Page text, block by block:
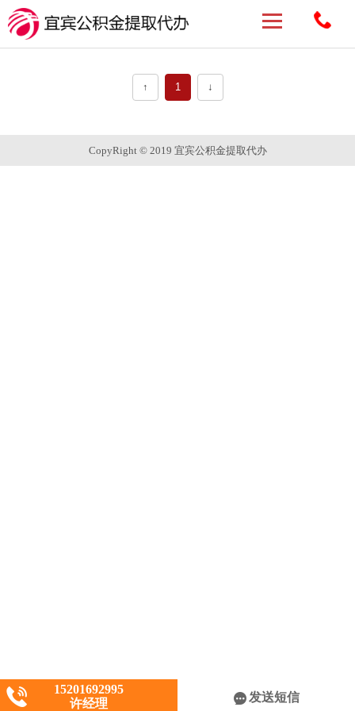
↑ 1 ↓
CopyRight © 2019 宜宾公积金提取代办
15201692995
许经理
发送短信